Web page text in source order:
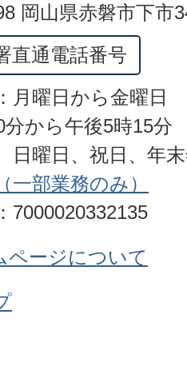
岡山県赤磐市下市
直通電話番号
月曜日から金曜日
分から午後5時15分
日曜日、祝日、年
一部業務のみ）
7000020332135
ページについて